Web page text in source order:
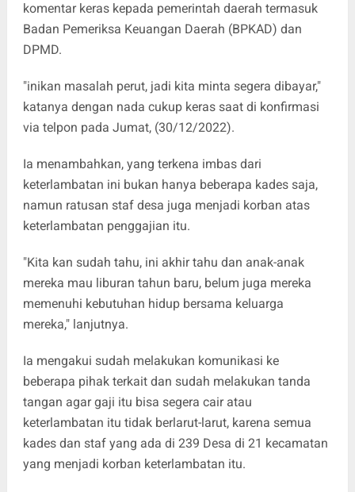
komentar keras kepada pemerintah daerah termasuk
Badan Pemeriksa Keuangan Daerah (BPKAD) dan
DPMD.
"inikan masalah perut, jadi kita minta segera dibayar,"
katanya dengan nada cukup keras saat di konfirmasi
via telpon pada Jumat, (30/12/2022).
Ia menambahkan, yang terkena imbas dari
keterlambatan ini bukan hanya beberapa kades saja,
namun ratusan staf desa juga menjadi korban atas
keterlambatan penggajian itu.
"Kita kan sudah tahu, ini akhir tahu dan anak-anak
mereka mau liburan tahun baru, belum juga mereka
memenuhi kebutuhan hidup bersama keluarga
mereka," lanjutnya.
Ia mengakui sudah melakukan komunikasi ke
beberapa pihak terkait dan sudah melakukan tanda
tangan agar gaji itu bisa segera cair atau
keterlambatan itu tidak berlarut-larut, karena semua
kades dan staf yang ada di 239 Desa di 21 kecamatan
yang menjadi korban keterlambatan itu.